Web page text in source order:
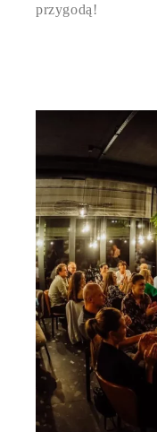
przygodą!